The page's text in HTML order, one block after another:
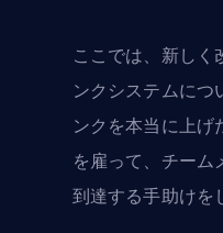
ここでは、新しく
ンクシステムにつ
ンクを本当に上げ
を雇って、チーム
到達する手助けを